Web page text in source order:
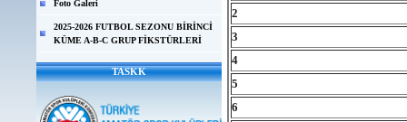
Foto Galeri
2025-2026 FUTBOL SEZONU BİRİNCİ
KÜME A-B-C GRUP FİKSTÜRLERİ
TASKK
2
3
4
5
6